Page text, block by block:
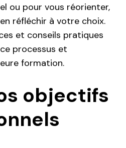
ou pour vous réorienter,
réfléchir à votre choix.
et conseils pratiques
processus et
formation.
objectifs